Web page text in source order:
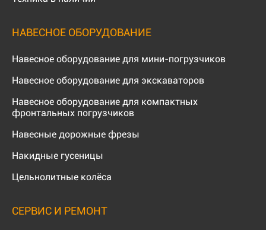
НАВЕСНОЕ ОБОРУДОВАНИЕ
Навесное оборудование для мини-погрузчиков
Навесное оборудование для экскаваторов
Навесное оборудование для компактных
фронтальных погрузчиков
Навесные дорожные фрезы
Накидные гусеницы
Цельнолитные колёса
СЕРВИС И РЕМОНТ